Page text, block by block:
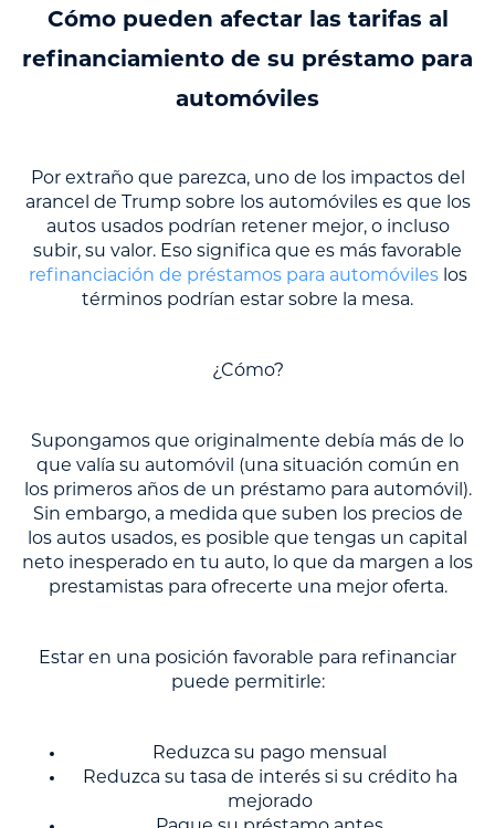
Cómo pueden afectar las tarifas al
refinanciamiento de su préstamo para
automóviles
Por extraño que parezca, uno de los impactos del
arancel de Trump sobre los automóviles es que los
autos usados podrían retener mejor, o incluso
subir, su valor. Eso significa que es más favorable
refinanciación de préstamos para automóvileslos
términos podrían estar sobre la mesa.
¿Cómo?
Supongamos que originalmente debía más de lo
que valía su automóvil (una situación común en
los primeros años de un préstamo para automóvil).
Sin embargo, a medida que suben los precios de
los autos usados, es posible que tengas un capital
neto inesperado en tu auto, lo que da margen a los
prestamistas para ofrecerte una mejor oferta.
Estar en una posición favorable para refinanciar
puede permitirle:
Reduzca su pago mensual
Reduzca su tasa de interés si su crédito ha
mejorado